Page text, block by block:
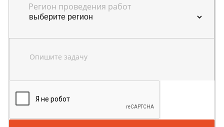
Регион проведения работ
Опишите задачу